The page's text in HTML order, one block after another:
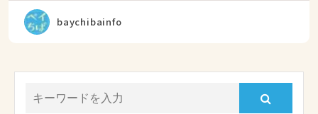
baychibainfo